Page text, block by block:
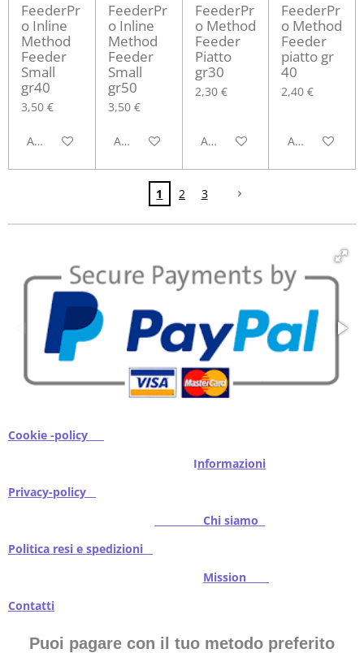
FeederPr
o Inline
Method
Feeder
Small
gr40
3,50 €
Aggiungi al carrello
FeederPr
o Inline
Method
Feeder
Small
gr50
3,50 €
Aggiungi al carrello
FeederPr
o Method
Feeder
Piatto
gr30
2,30 €
Aggiungi al carrello
FeederPr
o Method
Feeder
piatto gr
40
2,40 €
Aggiungi al
1 2 3
Cookie -policy
Informazioni
Privacy-policy
Chi siamo
Politica resi e spedizioni
Mission
Contatti
Puoi pagare con il tuo metodo preferito